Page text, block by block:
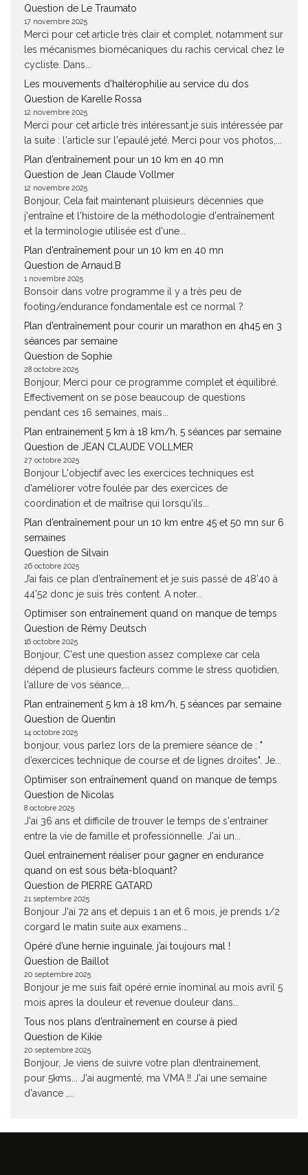
Question de Le Traumato
17 novembre 2025
Merci pour cet article très clair et complet, notamment sur
les mécanismes biomécaniques du rachis cervical chez le
cycliste. Dans...
Les mouvements d’haltérophilie au service du dos
Question de Karelle Rossa
12 novembre 2025
Merci pour cet article très intéressant.je suis intéressée par
la suite : l'article sur l'epaulé jeté. Merci pour vos photos,...
Plan d’entraînement pour un 10 km en 40 mn
Question de Jean Claude Vollmer
12 novembre 2025
Bonjour, Cela fait maintenant pluisieurs décennies que
j'entraîne et l'histoire de la méthodologie d'entraînement
et la terminologie utilisée est d'une...
Plan d’entraînement pour un 10 km en 40 mn
Question de Arnaud.B
1 novembre 2025
Bonsoir dans votre programme il y a très peu de
footing/endurance fondamentale est ce normal ?
Plan d’entraînement pour courir un marathon en 4h45 en 3
séances par semaine
Question de Sophie
28 octobre 2025
Bonjour, Merci pour ce programme complet et équilibré.
Effectivement on se pose beaucoup de questions
pendant ces 16 semaines, mais...
Plan entrainement 5 km à 18 km/h, 5 séances par semaine
Question de JEAN CLAUDE VOLLMER
27 octobre 2025
Bonjour L'objectif avec les exercices techniques est
d'améliorer votre foulée par des exercices de
coordination et de maîtrise qui lorsqu'ils...
Plan d’entraînement pour un 10 km entre 45 et 50 mn sur 6
semaines
Question de Silvain
26 octobre 2025
J’ai fais ce plan d’entraînement et je suis passé de 48’40 à
44’52 donc je suis très content. A noter...
Optimiser son entraînement quand on manque de temps
Question de Rémy Deutsch
16 octobre 2025
Bonjour, C'est une question assez complexe car cela
dépend de plusieurs facteurs comme le stress quotidien,
l'allure de vos séance,...
Plan entrainement 5 km à 18 km/h, 5 séances par semaine
Question de Quentin
14 octobre 2025
bonjour, vous parlez lors de la premiere séance de : "
d’exercices technique de course et de lignes droites". Je...
Optimiser son entraînement quand on manque de temps
Question de Nicolas
8 octobre 2025
J'ai 36 ans et difficile de trouver le temps de s'entrainer
entre la vie de famille et professionnelle. J'ai un...
Quel entrainement réaliser pour gagner en endurance
quand on est sous béta-bloquant?
Question de PIERRE GATARD
21 septembre 2025
Bonjour J'ai 72 ans et depuis 1 an et 6 mois, je prends 1/2
corgard le matin suite aux examens...
Opéré d’une hernie inguinale, j’ai toujours mal !
Question de Baillot
20 septembre 2025
Bonjour je me suis fait opéré ernie înominal au mois avril 5
mois apres la douleur et revenue douleur dans...
Tous nos plans d’entraînement en course à pied
Question de Kikie
20 septembre 2025
Bonjour, Je viens de suivre votre plan d!entrainement,
pour 5kms... J'ai augmenté, ma VMA !! J'ai une semaine
d'avance ,...